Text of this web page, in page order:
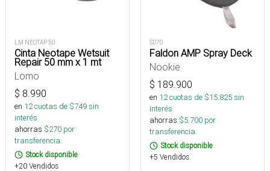
LM NEOTAP 50
Cinta Neotape Wetsuit
Repair 50 mm x 1 mt
Lomo
$ 8.990
en 12cuotas de $749sin
interés
ahorras $270 por
transferencia.
Stock disponible
+20 Vendidos
SD70
Faldon AMP Spray Deck
Nookie
$ 189.900
en 12cuotas de $15.825sin
interés
ahorras $5.700 por
transferencia.
Stock disponible
+5 Vendidos